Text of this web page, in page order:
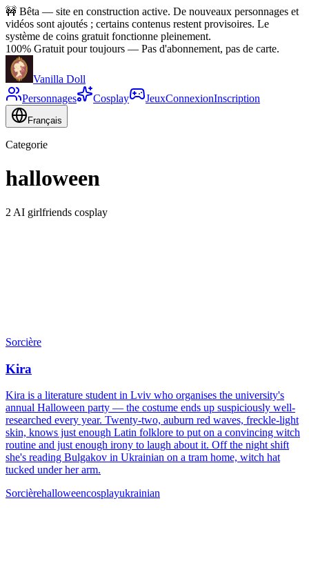
🚧 Bêta — site en construction active. De nouveaux personnages et
vidéos sont ajoutés ; certains contenus restent provisoires. Le
système de coins gratuit fonctionne pleinement.
100% Gratuit pour toujours — Pas d'abonnement, pas de carte.
Vanilla Doll
Personnages
Cosplay JeuxConnexionInscription
Français
Categorie
halloween
2 AI girlfriends cosplay
Sorcière
Kira
Kira is a literature student in Lviv who organises the university's
annual Halloween party — the costume ends up suspiciously well-
researched every year. Twenty-two, auburn red waves, freckle-light
skin, knows just enough Latin folklore to put on a convincing witch
routine and just enough irony to laugh about it. Off the night shift
she's reading Bulgakov in Ukrainian on a tram home, witch hat
tucked under her arm.
Sorcièrehalloweencosplayukrainian